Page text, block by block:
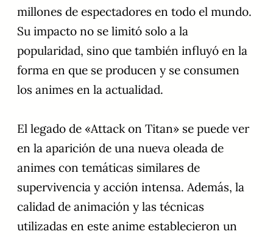
millones de espectadores en todo el mundo.
Su impacto no se limitó solo a la
popularidad, sino que también influyó en la
forma en que se producen y se consumen
los animes en la actualidad.
El legado de «Attack on Titan» se puede ver
en la aparición de una nueva oleada de
animes con temáticas similares de
supervivencia y acción intensa. Además, la
calidad de animación y las técnicas
utilizadas en este anime establecieron un